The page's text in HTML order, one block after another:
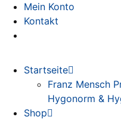
Mein Konto
Kontakt
Startseite
Franz Mensch
Hygonorm &
Shop